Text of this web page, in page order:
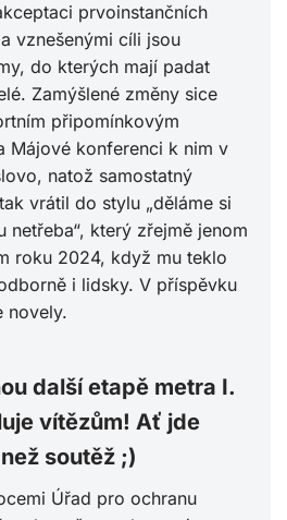
prvoinstančních
vznešenými cíli jsou
do kterých mají padat
Zamýšlené změny sice
připomínkovým
Májové konferenci k nim v
natož samostatný
vrátil do stylu „děláme si
netřeba“, který zřejmě jenom
roku 2024, když mu teklo
i lidsky. V příspěvku
novely.
další etapě metra I.
vítězům! Ať jde
soutěž ;)
Úřad pro ochranu